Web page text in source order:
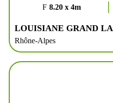
8.20 x 4m
LOUISIANE GRAND
Rhône-Alpes